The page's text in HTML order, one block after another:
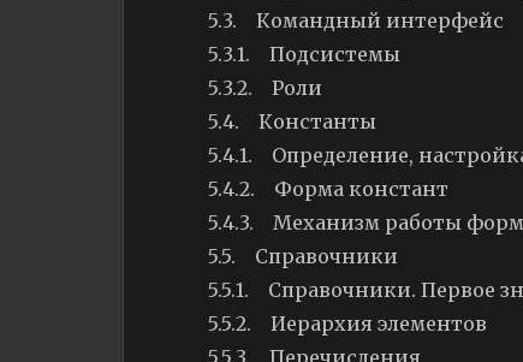
5.3. Командный интерфейс
5.3.1. Подсистемы
5.3.2. Роли
5.4. Константы
5.4.1. Определение,
5.4.2. Форма констант
5.4.3. Механизм работы
5.5. Справочники
5.5.1. Справочники. Первое
5.5.2. Иерархия элементов
5.5.3. Перечисления